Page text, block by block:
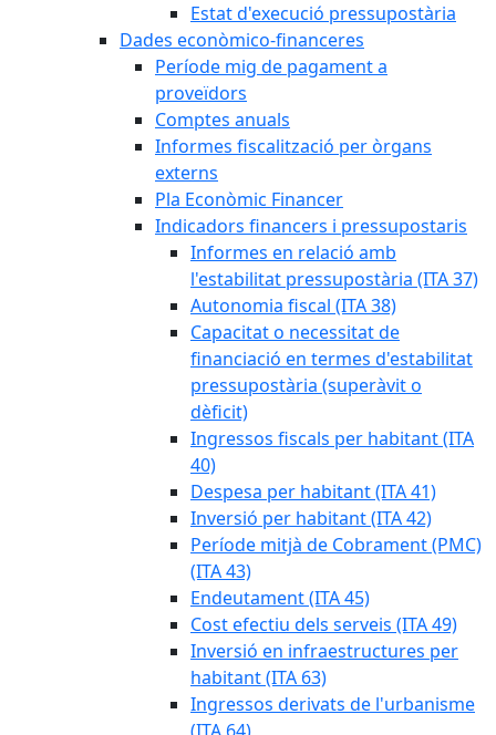
Estat d'execució pressupostària
Dades econòmico-financeres
Període mig de pagament a
proveïdors
Comptes anuals
Informes fiscalització per òrgans
externs
Pla Econòmic Financer
Indicadors financers i pressupostaris
Informes en relació amb
l'estabilitat pressupostària (ITA 37)
Autonomia fiscal (ITA 38)
Capacitat o necessitat de
financiació en termes d'estabilitat
pressupostària (superàvit o
dèficit)
Ingressos fiscals per habitant (ITA
40)
Despesa per habitant (ITA 41)
Inversió per habitant (ITA 42)
Període mitjà de Cobrament (PMC)
(ITA 43)
Endeutament (ITA 45)
Cost efectiu dels serveis (ITA 49)
Inversió en infraestructures per
habitant (ITA 63)
Ingressos derivats de l'urbanisme